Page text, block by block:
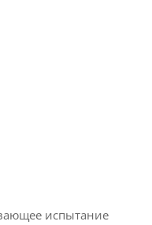
испытание